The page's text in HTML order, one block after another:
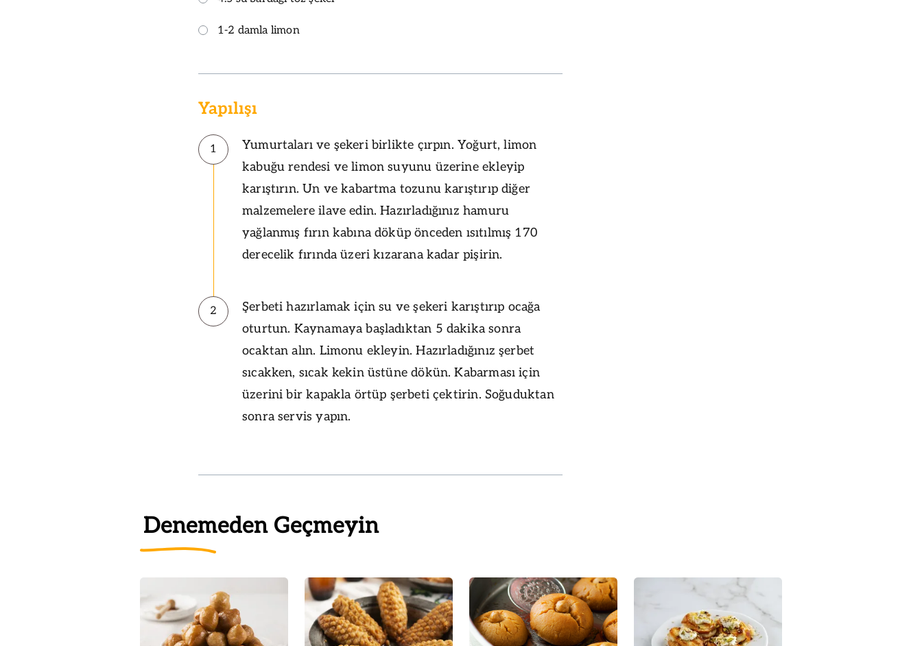
1-2 damla limon
Yapılışı
1
Yumurtaları ve şekeri birlikte çırpın. Yoğurt, limon
kabuğu rendesi ve limon suyunu üzerine ekleyip
karıştırın. Un ve kabartma tozunu karıştırıp diğer
malzemelere ilave edin. Hazırladığınız hamuru
yağlanmış fırın kabına döküp önceden ısıtılmış 170
derecelik fırında üzeri kızarana kadar pişirin.
2
Şerbeti hazırlamak için su ve şekeri karıştırıp ocağa
oturtun. Kaynamaya başladıktan 5 dakika sonra
ocaktan alın. Limonu ekleyin. Hazırladığınız şerbet
sıcakken, sıcak kekin üstüne dökün. Kabarması için
üzerini bir kapakla örtüp şerbeti çektirin. Soğuduktan
sonra servis yapın.
Denemeden Geçmeyin